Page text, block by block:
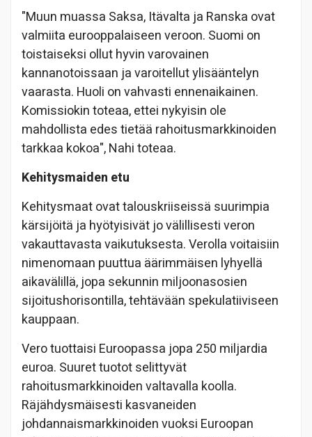
"Muun muassa Saksa, Itävalta ja Ranska ovat
valmiita eurooppalaiseen veroon. Suomi on
toistaiseksi ollut hyvin varovainen
kannanotoissaan ja varoitellut ylisääntelyn
vaarasta. Huoli on vahvasti ennenaikainen.
Komissiokin toteaa, ettei nykyisin ole
mahdollista edes tietää rahoitusmarkkinoiden
tarkkaa kokoa", Nahi toteaa.
Kehitysmaiden etu
Kehitysmaat ovat talouskriiseissä suurimpia
kärsijöitä ja hyötyisivät jo välillisesti veron
vakauttavasta vaikutuksesta. Verolla voitaisiin
nimenomaan puuttua äärimmäisen lyhyellä
aikavälillä, jopa sekunnin miljoonasosien
sijoitushorisontilla, tehtävään spekulatiiviseen
kauppaan.
Vero tuottaisi Euroopassa jopa 250 miljardia
euroa. Suuret tuotot selittyvät
rahoitusmarkkinoiden valtavalla koolla.
Räjähdysmäisesti kasvaneiden
johdannaismarkkinoiden vuoksi Euroopan